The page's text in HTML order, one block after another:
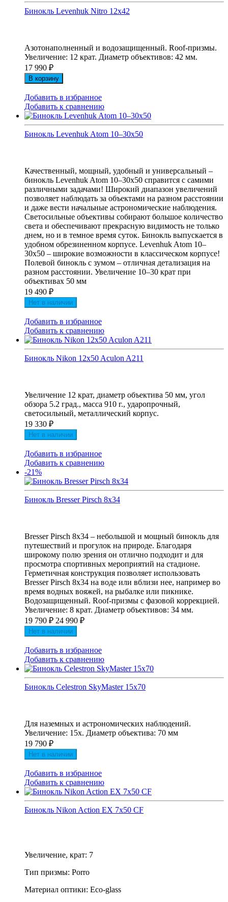
Бинокль Levenhuk Nitro 12x42
Азотонаполненный и водозащищенный. Roof-призмы.
Увеличение: 12 крат. Диаметр объективов: 42 мм.
17 990 ₽
В корзину
Добавить в избранное
Добавить к сравнению
Бинокль Levenhuk Atom 10–30x50
Качественный, мощный, удобный и универсальный –
бинокль Levenhuk Atom 10–30x50 справится с самими
различными задачами! Широкий диапазон увеличений
позволяет наблюдать за объектами на разном расстоянии
и даже вести начальные астрономические наблюдения.
Светосильные объективы собирают большое количество
света и обеспечивают прекрасную видимость не только
днем, но и в темное время суток. Бинокль выпускается в
удобном обрезиненном корпусе. Levenhuk Atom 10–
30x50 – широкие возможности в классическом корпусе!
Полевой бинокль с зумом – отличная детализация на
разном расстоянии. Увеличение 10–30 крат при
объективах 50 мм
19 490 ₽
Нет в наличии
Добавить в избранное
Добавить к сравнению
Бинокль Nikon 12x50 Aculon A211
Увеличение 12 крат, диаметр объектива 50 мм, угол
обзора 5.2 град., масса 910 г., ударопрочный,
светосильный, металлический корпус.
19 330 ₽
Нет в наличии
Добавить в избранное
Добавить к сравнению
-21%
Бинокль Bresser Pirsch 8x34
Bresser Pirsch 8x34 – небольшой и мощный бинокль для
путешествий и прогулок на природе. Благодаря
широкому полю зрения он отлично подходит и для
просмотра спортивных мероприятий на стадионе.
Герметичная конструкция позволяет использовать
Bresser Pirsch 8x34 на воде или вблизи нее, например во
время водных вояжей, на рыбалке или пикнике.
Водозащищенный. Roof-призмы с фазовой коррекцией.
Увеличение: 8 крат. Диаметр объективов: 34 мм.
19 790 ₽ 24 990 ₽
Нет в наличии
Добавить в избранное
Добавить к сравнению
Бинокль Celestron SkyMaster 15x70
Для наземных и астрономических наблюдений.
Увеличение: 15х. Диаметр объектива: 70 мм
19 790 ₽
Нет в наличии
Добавить в избранное
Добавить к сравнению
Бинокль Nikon Action EX 7x50 CF
Увеличение, крат: 7
Тип призмы: Porro
Материал оптики: Eco-glass